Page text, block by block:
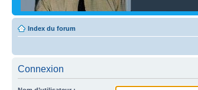
Index du forum
Connexion